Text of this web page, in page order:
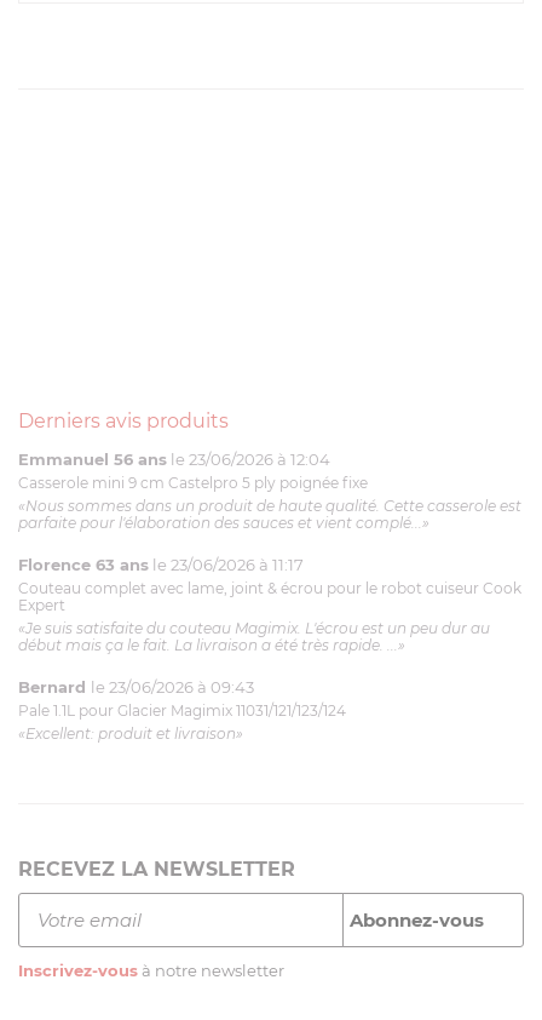
Derniers avis produits
Emmanuel 56 ans le 23/06/2026 à 12:04
Casserole mini 9 cm Castelpro 5 ply poignée fixe
«Nous sommes dans un produit de haute qualité. Cette casserole est
parfaite pour l'élaboration des sauces et vient complé...»
Florence 63 ans le 23/06/2026 à 11:17
Couteau complet avec lame, joint & écrou pour le robot cuiseur Cook
Expert
«Je suis satisfaite du couteau Magimix. L'écrou est un peu dur au
début mais ça le fait. La livraison a été très rapide. ...»
Bernard le 23/06/2026 à 09:43
Pale 1.1L pour Glacier Magimix 11031/121/123/124
«Excellent: produit et livraison»
RECEVEZ LA NEWSLETTER
Inscrivez-vous à notre newsletter